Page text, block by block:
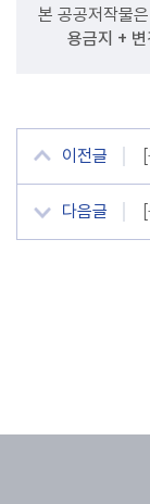
본 공공저작물
용금지 + 변
이전글
다음글